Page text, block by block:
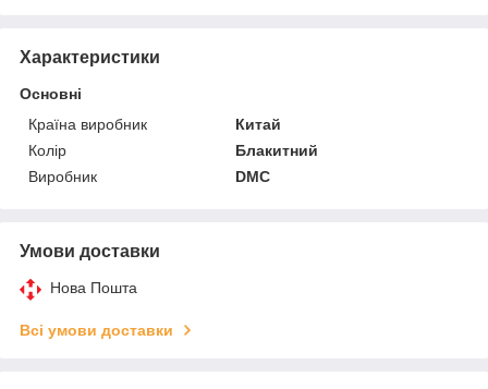
Характеристики
Основні
Країна виробник
Китай
Колір
Блакитний
Виробник
DMC
Умови доставки
Нова Пошта
Всі умови доставки